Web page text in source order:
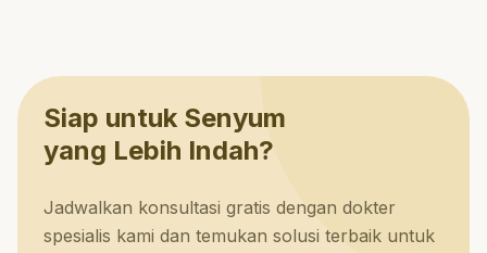
Siap untuk Senyum
yang Lebih Indah?
Jadwalkan konsultasi gratis dengan dokter
spesialis kami dan temukan solusi terbaik untuk